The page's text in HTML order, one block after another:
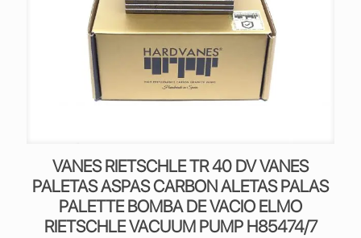
VANES RIETSCHLE TR 40 DV VANES
PALETAS ASPAS CARBON ALETAS PALAS
PALETTE BOMBA DE VACIO ELMO
RIETSCHLE VACUUM PUMP H85474/7